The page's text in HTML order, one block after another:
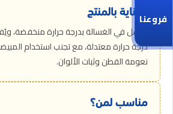
فروعناالعناية بالمنتج
يُغسل في الغسالة بدرجة حرارة منخفضة،
درجة حرارة معتدلة، مع تجنب استخدام
نعومة القطن وثبات الألوان.
مناسب لمن؟